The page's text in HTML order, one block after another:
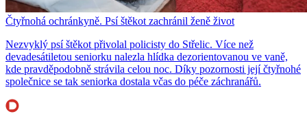
Čtyřnohá ochránkyně. Psí štěkot zachránil ženě život
Nezvyklý psí štěkot přivolal policisty do Střelic. Více než
devadesátiletou seniorku nalezla hlídka dezorientovanou ve vaně,
kde pravděpodobně strávila celou noc. Díky pozornosti její čtyřnohé
společnice se tak seniorka dostala včas do péče záchranářů.